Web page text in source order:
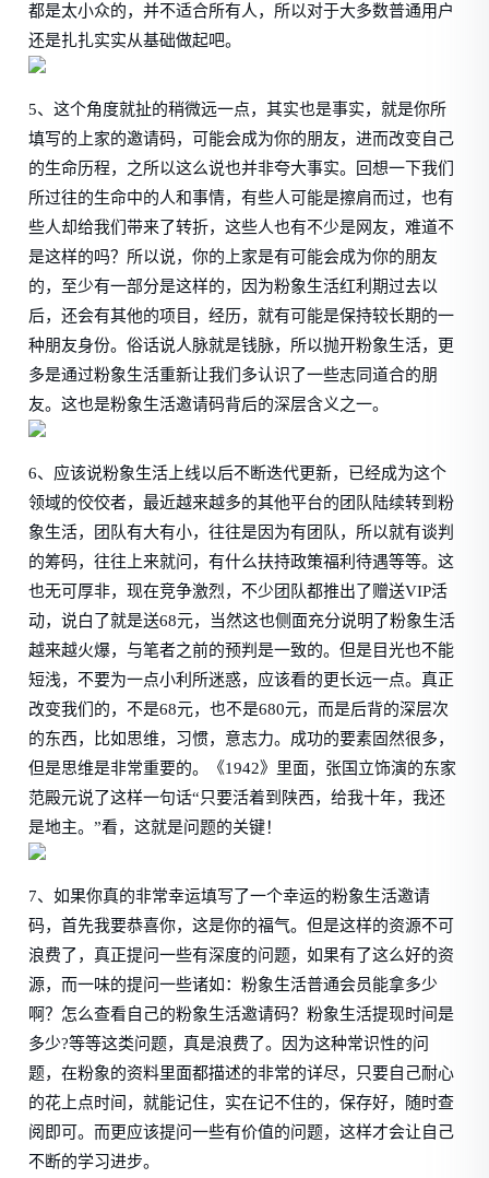
都是太小众的，并不适合所有人，所以对于大多数普通用户
还是扎扎实实从基础做起吧。
5、这个角度就扯的稍微远一点，其实也是事实，就是你所
填写的上家的邀请码，可能会成为你的朋友，进而改变自己
的生命历程，之所以这么说也并非夸大事实。回想一下我们
所过往的生命中的人和事情，有些人可能是擦肩而过，也有
些人却给我们带来了转折，这些人也有不少是网友，难道不
是这样的吗？所以说，你的上家是有可能会成为你的朋友
的，至少有一部分是这样的，因为粉象生活红利期过去以
后，还会有其他的项目，经历，就有可能是保持较长期的一
种朋友身份。俗话说人脉就是钱脉，所以抛开粉象生活，更
多是通过粉象生活重新让我们多认识了一些志同道合的朋
友。这也是粉象生活邀请码背后的深层含义之一。
6、应该说粉象生活上线以后不断迭代更新，已经成为这个
领域的佼佼者，最近越来越多的其他平台的团队陆续转到粉
象生活，团队有大有小，往往是因为有团队，所以就有谈判
的筹码，往往上来就问，有什么扶持政策福利待遇等等。这
也无可厚非，现在竞争激烈，不少团队都推出了赠送VIP活
动，说白了就是送68元，当然这也侧面充分说明了粉象生活
越来越火爆，与笔者之前的预判是一致的。但是目光也不能
短浅，不要为一点小利所迷惑，应该看的更长远一点。真正
改变我们的，不是68元，也不是680元，而是后背的深层次
的东西，比如思维，习惯，意志力。成功的要素固然很多，
但是思维是非常重要的。
《1942》里面，张国立饰演的东家
范殿元说了这样一句话“只要活着到陕西，给我十年，我还
是地主。”看，这就是问题的关键！
7、如果你真的非常幸运填写了一个幸运的粉象生活邀请
码，首先我要恭喜你，这是你的福气。但是这样的资源不可
浪费了，真正提问一些有深度的问题，如果有了这么好的资
源，而一味的提问一些诸如：粉象生活普通会员能拿多少
啊？怎么查看自己的粉象生活邀请码？粉象生活提现时间是
多少?等等这类问题，真是浪费了。因为这种常识性的问
题，在粉象的资料里面都描述的非常的详尽，只要自己耐心
的花上点时间，就能记住，实在记不住的，保存好，随时查
阅即可。而更应该提问一些有价值的问题，这样才会让自己
不断的学习进步。